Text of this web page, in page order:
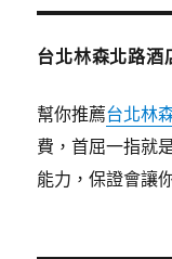
台北林森北路酒
幫你推薦台北林
費，首屈一指就
能力，保證會讓